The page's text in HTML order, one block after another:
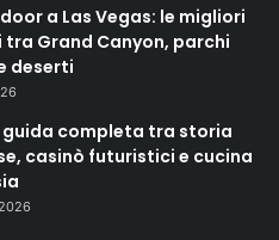
a Las Vegas: le migliori
tra Grand Canyon, parchi
deserti
guida completa tra storia
casinò futuristici e cucina